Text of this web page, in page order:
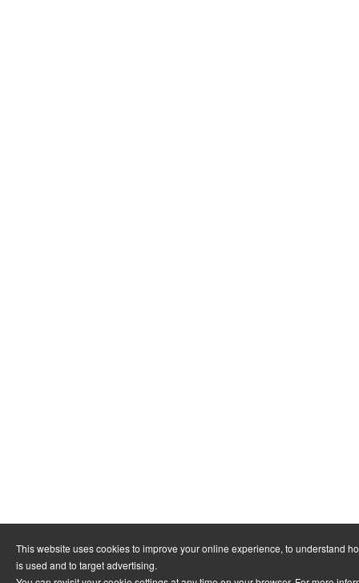
This website uses cookies to improve your online experience, to understand
is used and to target advertising.